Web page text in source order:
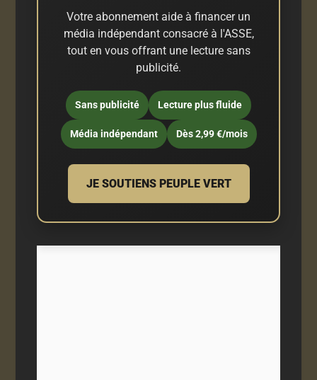
Votre abonnement aide à financer un
média indépendant consacré à l'ASSE,
tout en vous offrant une lecture sans
publicité.
Sans publicité Lecture plus fluide
Média indépendant Dès 2,99 €/mois
JE SOUTIENS PEUPLE VERT